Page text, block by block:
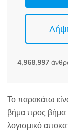
4,969,001
Το παρακάτω
βήμα προς βήμα
λογισμικό